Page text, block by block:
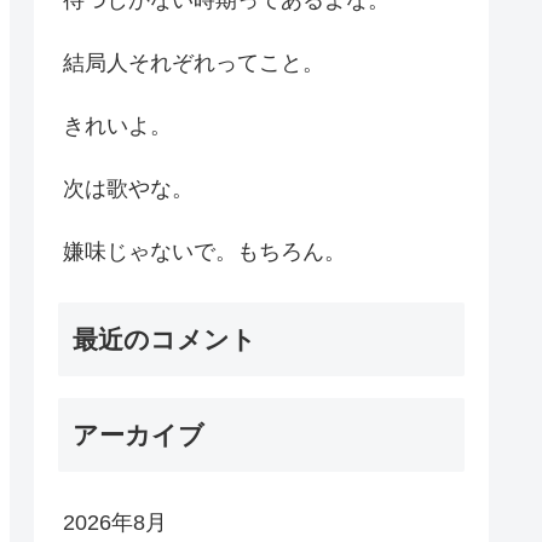
結局人それぞれってこと。
きれいよ。
次は歌やな。
嫌味じゃないで。もちろん。
最近のコメント
アーカイブ
2026年8月